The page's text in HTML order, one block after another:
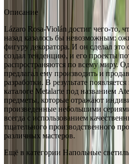
Описание
Lázaro Rosa-Violán достиг чего-то,
назад казалось бы невозможным:
фигуру декоратора. И он сделал это
создал тенденцию, и его проекты
распространяются по всему миру.
предлагал ему производить и
разработки. В результате
каталоге Metalarte под названием
предметы, которые отражают
произведенные небольшими
всегда с использованием
тщательного производственного
различных мастеров.
Ещё в категории Напольные